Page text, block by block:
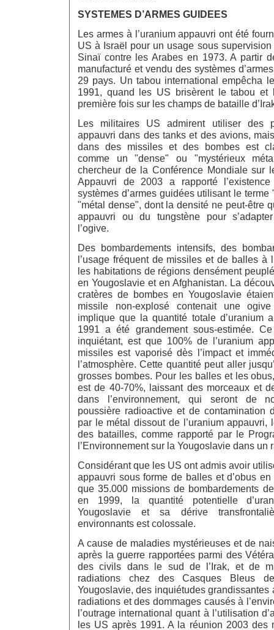
SYSTEMES D’ARMES GUIDEES
Les armes à l’uranium appauvri ont été
US à Israël pour un usage sous
Sinaï contre les Arabes en 1973. A partir
manufacturé et vendu des systèmes
29 pays. Un tabou international empêcha
1991, quand les US brisèrent le tabou et
première fois sur les champs de bataille
Les militaires US admirent utiliser des
appauvri dans des tanks et des avions,
dans des missiles et des bombes est
comme un "dense" ou "mystérieux
chercheur de la Conférence Mondiale sur
Appauvri de 2003 a rapporté
systèmes d’armes guidées utilisant le
"métal dense", dont la densité ne peut-être
appauvri ou du tungstène pour
l’ogive.
Des bombardements intensifs, des
l’usage fréquent de missiles et de balles à
les habitations de régions densément
en Yougoslavie et en Afghanistan. La
cratères de bombes en Yougoslavie
missile non-explosé contenait une ogive
implique que la quantité totale d’uranium
1991 a été grandement sous-estimée.
inquiétant, est que 100% de l’uranium
missiles est vaporisé dès l’impact et
l’atmosphère. Cette quantité peut aller
grosses bombes. Pour les balles et les
est de 40-70%, laissant des morceaux et
dans l’environnement, qui seront de
poussière radioactive et de contamination
par le métal dissout de l’uranium appauvri,
des batailles, comme rapporté par le
l’Environnement sur la Yougoslavie dans un
Considérant que les US ont admis avoir
appauvri sous forme de balles et d’obus
que 35.000 missions de bombardements
en 1999, la quantité potentielle
Yougoslavie et sa dérive
environnants est colossale.
A cause de maladies mystérieuses et de
après la guerre rapportées parmi des
des civils dans le sud de l’Irak, et de
radiations chez des Casques Bleus
Yougoslavie, des inquiétudes grandissantes
radiations et des dommages causés à
l’outrage international quant à l’utilisation
les US après 1991. A la réunion 2003 des